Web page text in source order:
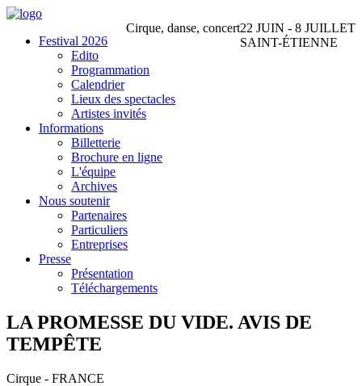
22 JUIN - 8 JUILLET
SAINT-ÉTIENNE
Cirque, danse, concert
Festival 2026
Edito
Programmation
Calendrier
Lieux des spectacles
Artistes invités
Informations
Billetterie
Brochure en ligne
L'équipe
Archives
Nous soutenir
Partenaires
Particuliers
Entreprises
Presse
Présentation
Téléchargements
LA PROMESSE DU VIDE. AVIS DE
TEMPÊTE
Cirque - FRANCE